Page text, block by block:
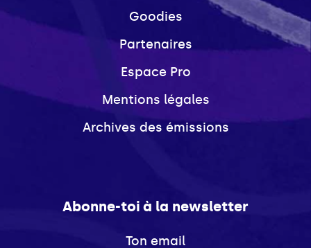
Goodies
Partenaires
Espace Pro
Mentions légales
Archives des émissions
Abonne-toi à la newsletter
Ton email